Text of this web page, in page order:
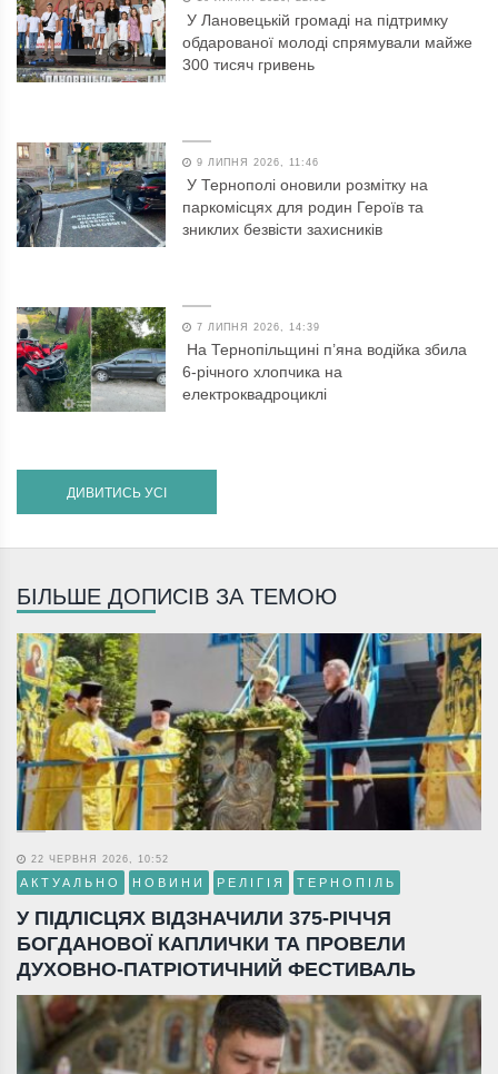
У Лановецькій громаді на підтримку
обдарованої молоді спрямували майже
300 тисяч гривень
9 ЛИПНЯ 2026, 11:46
У Тернополі оновили розмітку на
паркомісцях для родин Героїв та
зниклих безвісти захисників
7 ЛИПНЯ 2026, 14:39
На Тернопільщині п’яна водійка збила
6-річного хлопчика на
електроквадроциклі
ДИВИТИСЬ УСІ
БІЛЬШЕ ДОПИСІВ ЗА ТЕМОЮ
22 ЧЕРВНЯ 2026, 10:52
АКТУАЛЬНО НОВИНИ РЕЛІГІЯ ТЕРНОПІЛЬ
У ПІДЛІСЦЯХ ВІДЗНАЧИЛИ 375-РІЧЧЯ
БОГДАНОВОЇ КАПЛИЧКИ ТА ПРОВЕЛИ
ДУХОВНО-ПАТРІОТИЧНИЙ ФЕСТИВАЛЬ